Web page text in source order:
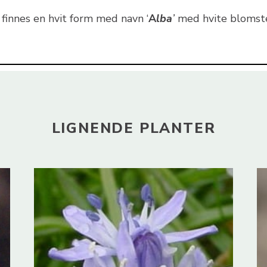
en hvit form med navn ‘Alba’ med hvite
LIGNENDE PLANTER